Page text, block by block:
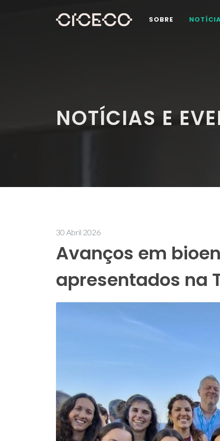
SOBRE
NOTÍCIAS E
30 Abril 2026
Avanços em
apresentados na